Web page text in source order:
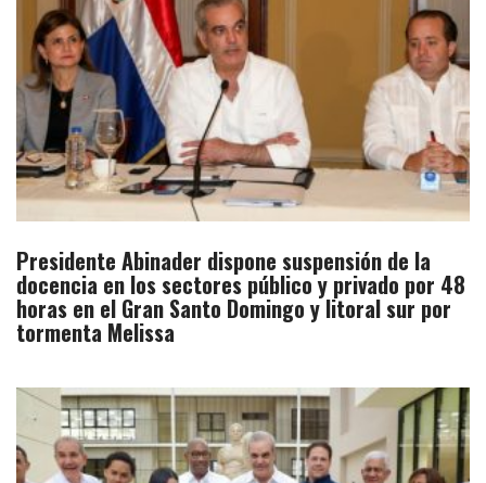
Presidente Abinader dispone suspensión de la
docencia en los sectores público y privado por 48
horas en el Gran Santo Domingo y litoral sur por
tormenta Melissa